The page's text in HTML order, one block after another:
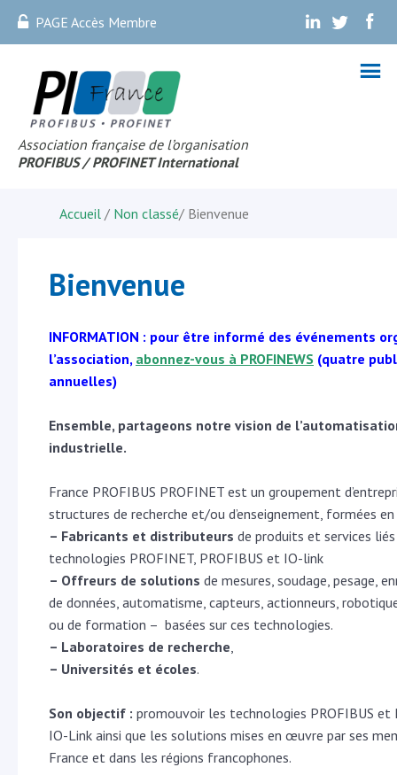
PAGE Accès Membre . . .
Association française de l’organisation
PROFIBUS / PROFINET International
Accueil / Non classé/ Bienvenue
Bienvenue
INFORMATION : pour être informé des événements
l’association, abonnez-vous à PROFINEWS (quatre
annuelles)
Ensemble, partageons notre vision de
industrielle.
France PROFIBUS PROFINET est un groupement
structures de recherche et/ou d’enseignement, formées
– Fabricants et distributeurs de produits et services
technologies PROFINET, PROFIBUS et IO-link
– Offreurs de solutions de mesures, soudage, pesage,
de données, automatisme, capteurs, actionneurs,
ou de formation – basées sur ces technologies.
– Laboratoires de recherche,
– Universités et écoles.
Son objectif : promouvoir les technologies PROFIBUS et
IO-Link ainsi que les solutions mises en œuvre par ses
France et dans les régions francophones.